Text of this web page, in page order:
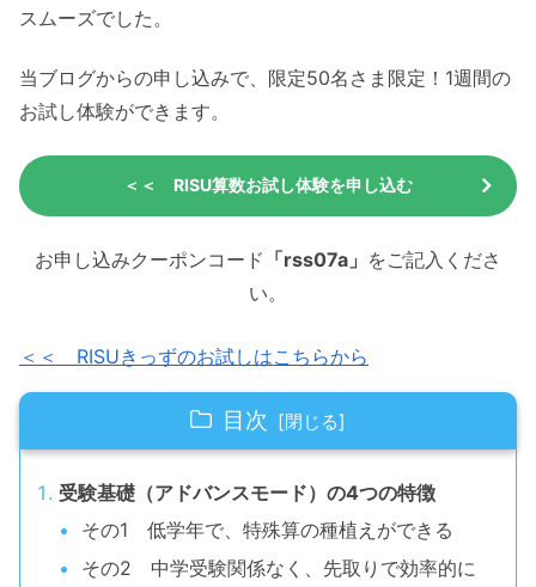
スムーズでした。
当ブログからの申し込みで、限定50名さま限定！1週間の
お試し体験ができます。
＜＜ RISU算数お試し体験を申し込む
お申し込みクーポンコード 「rss07a」 をご記入くださ
い。
＜＜ RISUきっずのお試しはこちらから
目次
受験基礎（アドバンスモード）の4つの特徴
その1 低学年で、特殊算の種植えができる
その2 中学受験関係なく、先取りで効率的に